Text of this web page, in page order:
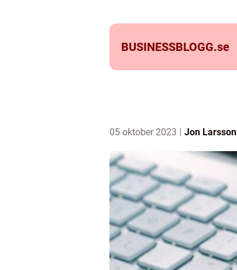
BUSINESSBLOGG.se
05 oktober 2023 Jon Larsson